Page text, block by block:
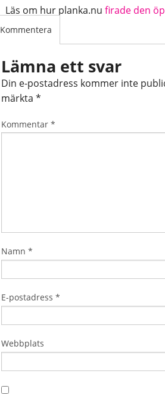
Läs om hur planka.nu firade den
Kommentera
Lämna ett svar
Din e-postadress kommer inte
märkta *
Kommentar *
Namn *
E-postadress *
Webbplats